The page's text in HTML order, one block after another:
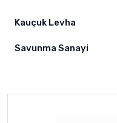
Çukurova
Champion
Sondaj Yedek Parçaları
O-Ring Grubu
Yağ Keçeleri
O-ring Kit
Kauçuk Levha
Savunma Sanayi